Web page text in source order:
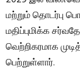
மற்றும் தொடர்பு
மதிப்புமிக்க
வெற்றிகரமாக
பெற்றுள்ளார்.